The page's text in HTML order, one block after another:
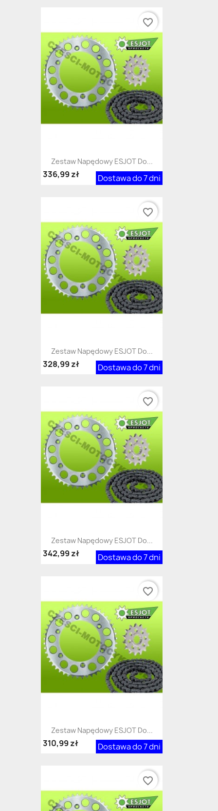
Zestaw Napędowy ESJOT Do...
Dostawa do 7 dni
336,99 zł
favorite_border
Zestaw Napędowy ESJOT Do...
Dostawa do 7 dni
328,99 zł
favorite_border
Zestaw Napędowy ESJOT Do...
Dostawa do 7 dni
342,99 zł
favorite_border
Zestaw Napędowy ESJOT Do...
Dostawa do 7 dni
310,99 zł
favorite_border
favorite_border